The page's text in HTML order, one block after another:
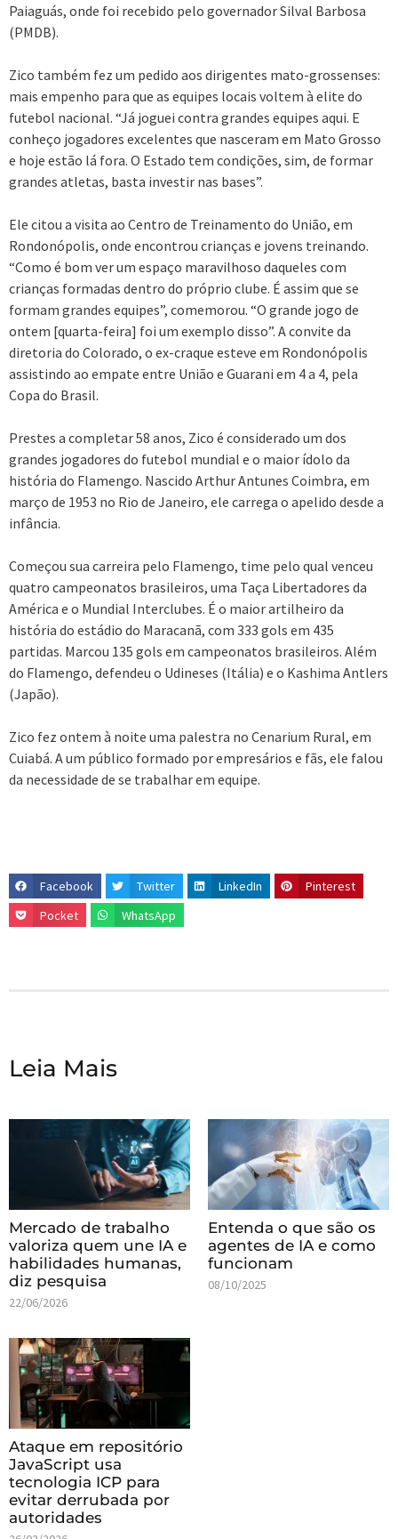
Paiaguás, onde foi recebido pelo governador Silval Barbosa
(PMDB).
Zico também fez um pedido aos dirigentes mato-grossenses:
mais empenho para que as equipes locais voltem à elite do
futebol nacional. “Já joguei contra grandes equipes aqui. E
conheço jogadores excelentes que nasceram em Mato Grosso
e hoje estão lá fora. O Estado tem condições, sim, de formar
grandes atletas, basta investir nas bases”.
Ele citou a visita ao Centro de Treinamento do União, em
Rondonópolis, onde encontrou crianças e jovens treinando.
“Como é bom ver um espaço maravilhoso daqueles com
crianças formadas dentro do próprio clube. É assim que se
formam grandes equipes”, comemorou. “O grande jogo de
ontem [quarta-feira] foi um exemplo disso”. A convite da
diretoria do Colorado, o ex-craque esteve em Rondonópolis
assistindo ao empate entre União e Guarani em 4 a 4, pela
Copa do Brasil.
Prestes a completar 58 anos, Zico é considerado um dos
grandes jogadores do futebol mundial e o maior ídolo da
história do Flamengo. Nascido Arthur Antunes Coimbra, em
março de 1953 no Rio de Janeiro, ele carrega o apelido desde a
infância.
Começou sua carreira pelo Flamengo, time pelo qual venceu
quatro campeonatos brasileiros, uma Taça Libertadores da
América e o Mundial Interclubes. É o maior artilheiro da
história do estádio do Maracanã, com 333 gols em 435
partidas. Marcou 135 gols em campeonatos brasileiros. Além
do Flamengo, defendeu o Udineses (Itália) e o Kashima Antlers
(Japão).
Zico fez ontem à noite uma palestra no Cenarium Rural, em
Cuiabá. A um público formado por empresários e fãs, ele falou
da necessidade de se trabalhar em equipe.
Facebook Twitter LinkedIn
Pinterest
Pocket
WhatsApp
Leia Mais
Mercado de trabalho
valoriza quem une IA e
habilidades humanas,
diz pesquisa
22/06/2026
Entenda o que são os
agentes de IA e como
funcionam
08/10/2025
Ataque em repositório
JavaScript usa
tecnologia ICP para
evitar derrubada por
autoridades